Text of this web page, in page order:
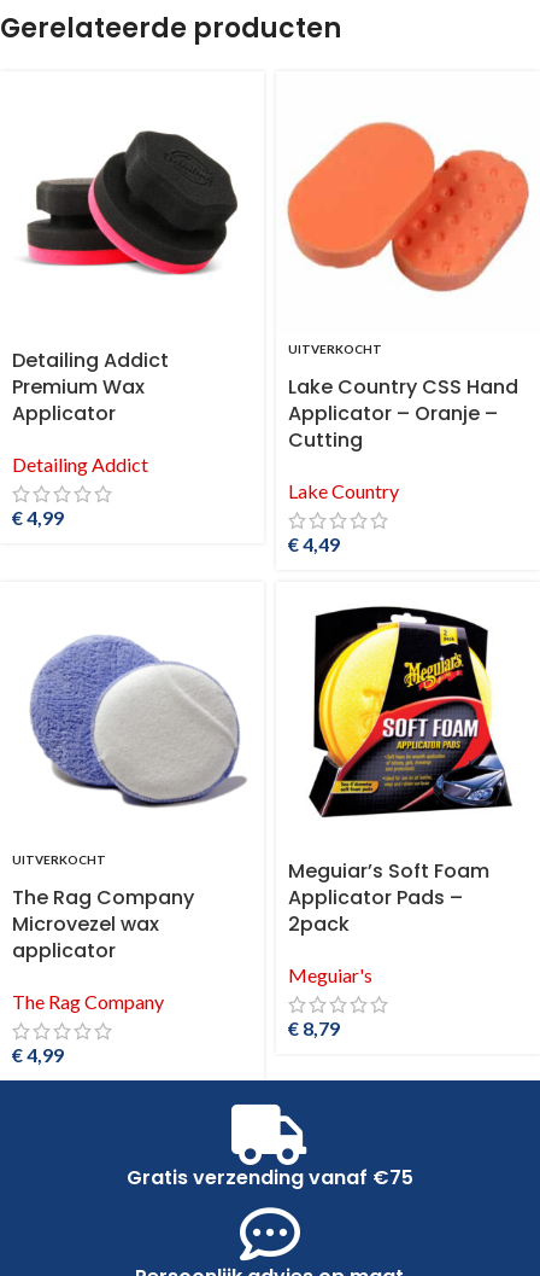
Gerelateerde producten
Detailing Addict
Premium Wax
Applicator
Detailing Addict
€4,99
UITVERKOCHT
Lake Country CSS Hand
Applicator – Oranje –
Cutting
Lake Country
€4,49
UITVERKOCHT
The Rag Company
Microvezel wax
applicator
The Rag Company
€4,99
Meguiar’s Soft Foam
Applicator Pads –
2pack
Meguiar's
€ 8,79
Gratis verzending vanaf €75